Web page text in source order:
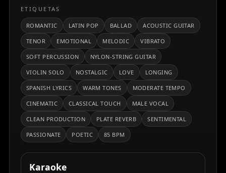
lugar mágico: Venecia.
ETIQUETAS
ROMANTIC LATIN POP BALLAD ACOUSTIC GUITAR
TENOR EMOTIONAL MELODIC VIBRATO
SOFT PERCUSSION NYLON-STRING GUITAR
VIOLIN SOLO NOSTALGIC LOVE LONGING
SPANISH LYRICS WARM TONES MODERATE TEMPO
CINEMATIC CLASSICAL TOUCH MALE VOCAL
CLEAN PRODUCTION PLATE REVERB SENTIMENTAL
PASSIONATE POETIC 85 BPM
Karaoke